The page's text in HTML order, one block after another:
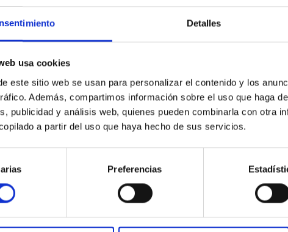
Detalles
usa cookies
este sitio web se usan para personalizar el contenido y los
Además, compartimos información sobre el uso que haga
publicidad y análisis web, quienes pueden combinarla con otra
a partir del uso que haya hecho de sus servicios.
Preferencias
Gran Telescopio Canarias (GTC): 10 años
A lo largo de los últimos 10 años, desde su inauguración,
para investigadores